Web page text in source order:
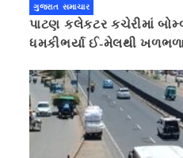
ગુજરાત સમાચાર
પાટણ કલેકટર કચેરીમાં
ધમકીભર્યા ઈ-મેલથી